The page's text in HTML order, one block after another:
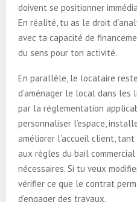
doivent se positionner
En réalité, tu as le droit
avec ta capacité de
du sens pour ton activité.
En parallèle, le locataire
d’aménager le local dans
par la réglementation
personnaliser l’espace,
améliorer l’accueil client,
aux règles du bail
nécessaires. Si tu veux
vérifier ce que le contrat
d’engager des travaux.